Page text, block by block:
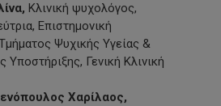
Κλινική ψυχολόγος,
Επιστημονική
Ψυχικής Υγείας &
Υποστήριξης, Γενική Κλινική
Χαρίλαος,